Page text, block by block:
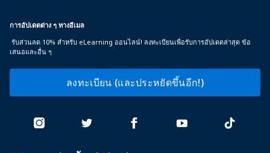
การอัปเดตต่าง ๆ ทางอีเมล
รับส่วนลด 10% สำหรับ eLearning ออนไลน์! ลงทะเบียนเพื่อรับการอัปเดตล่าสุด ข้อ
เสนอและอื่น ๆ
ลงทะเบียน (และประหยัดขึ้นอีก!)